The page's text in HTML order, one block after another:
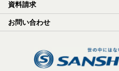
資料請求
お問い合わせ